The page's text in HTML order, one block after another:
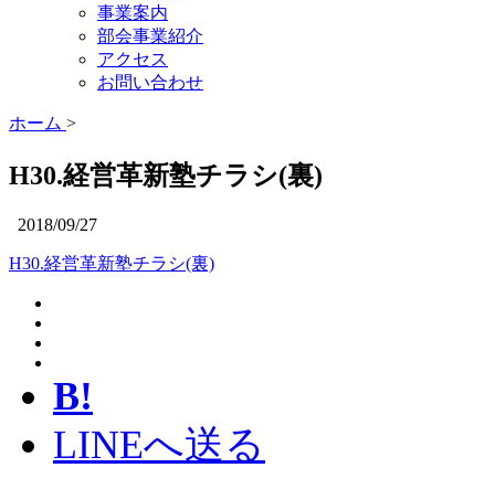
事業案内
部会事業紹介
アクセス
お問い合わせ
ホーム >
H30.経営革新塾チラシ(裏)
2018/09/27
H30.経営革新塾チラシ(裏)
B!
LINEへ送る